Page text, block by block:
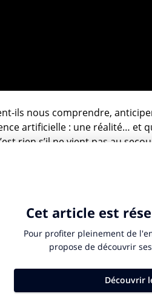
ils nous comprendre,
artificielle : une réalité… et
rien s’il ne vient pas au
se peuplent d’objets
qui travailleraient à améliorer
liées à l’IoT peuvent-
à l’échelle de la ville et de